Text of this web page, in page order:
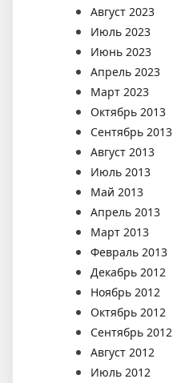
Август 2023
Июль 2023
Июнь 2023
Апрель 2023
Март 2023
Октябрь 2013
Сентябрь 2013
Август 2013
Июль 2013
Май 2013
Апрель 2013
Март 2013
Февраль 2013
Декабрь 2012
Ноябрь 2012
Октябрь 2012
Сентябрь 2012
Август 2012
Июль 2012